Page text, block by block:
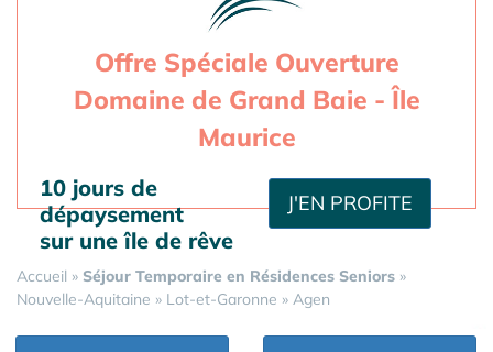
Offre Spéciale Ouverture
Domaine de Grand Baie - Île
Maurice
J'EN PROFITE
10 jours de
dépaysement
sur une île de rêve
Accueil » Séjour Temporaire en Résidences Seniors »
Nouvelle-Aquitaine » Lot-et-Garonne » Agen